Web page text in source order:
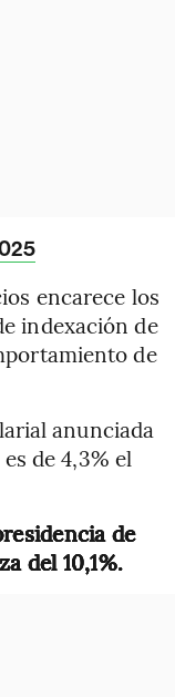
encarece los
indexación de
de
anunciada
de 4,3% el
de
del 10,1%.